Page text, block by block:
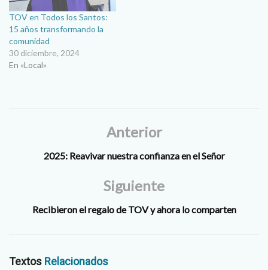
TOV en Todos los Santos:
15 años transformando la
comunidad
30 diciembre, 2024
En «Local»
Anterior
2025: Reavivar nuestra confianza en el Señor
Siguiente
Recibieron el regalo de TOV y ahora lo comparten
Textos Relacionados